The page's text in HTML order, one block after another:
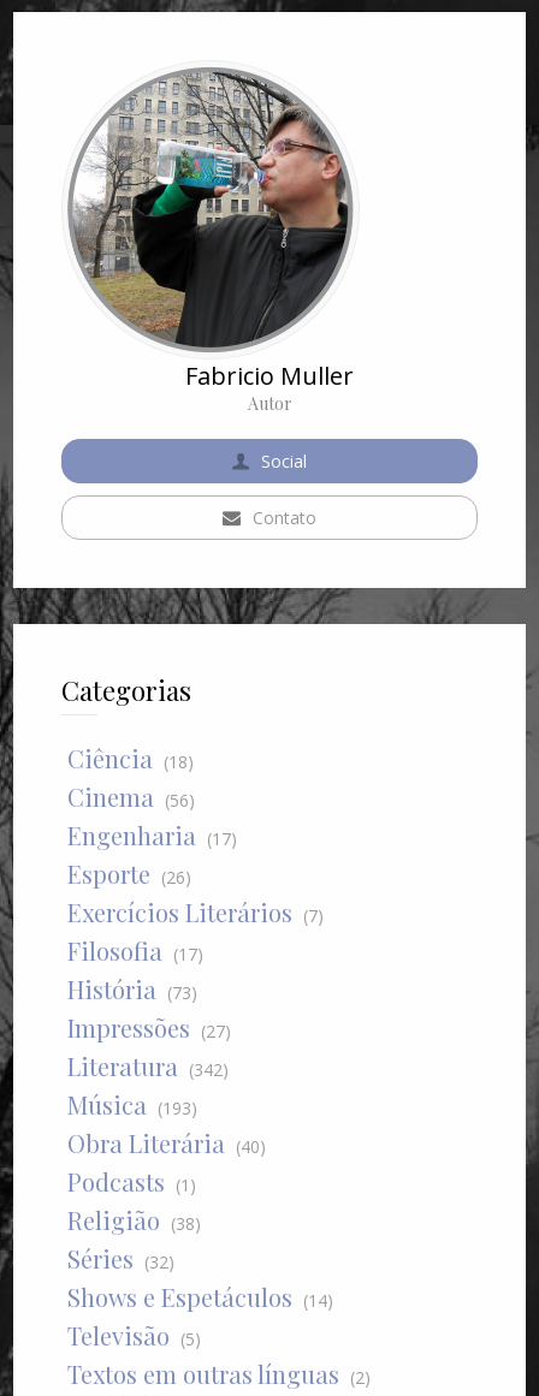
Fabricio Muller
Autor
Social
Contato
Categorias
Ciência (18)
Cinema (56)
Engenharia (17)
Esporte (26)
Exercícios Literários (7)
Filosofia (17)
História (73)
Impressões (27)
Literatura (342)
Música (193)
Obra Literária (40)
Podcasts (1)
Religião (38)
Séries (32)
Shows e Espetáculos (14)
Televisão (5)
Textos em outras línguas (2)